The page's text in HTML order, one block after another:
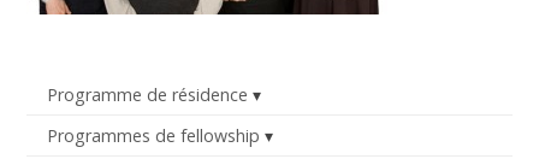
Programme de résidence
Programmes de fellowship